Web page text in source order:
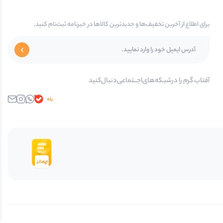
برای اطلاع از آخرین تخفیف‌ها و جدیدترین کالاها در خبرنامه ثبت‌نام کنید.
آفتاب گرم را در‌‌شبـکه‌های‌اجـــتماعی‌دنبال‌کنید
بلهواتساپ
اینستاگرامایمیل